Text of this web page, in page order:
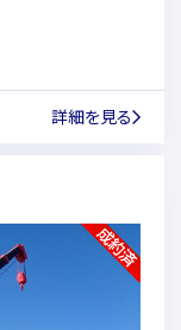
詳細を見る